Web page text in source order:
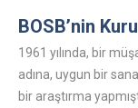
BOSB’nin
1961 yılında, bir
adına, uygun bir
bir araştırma